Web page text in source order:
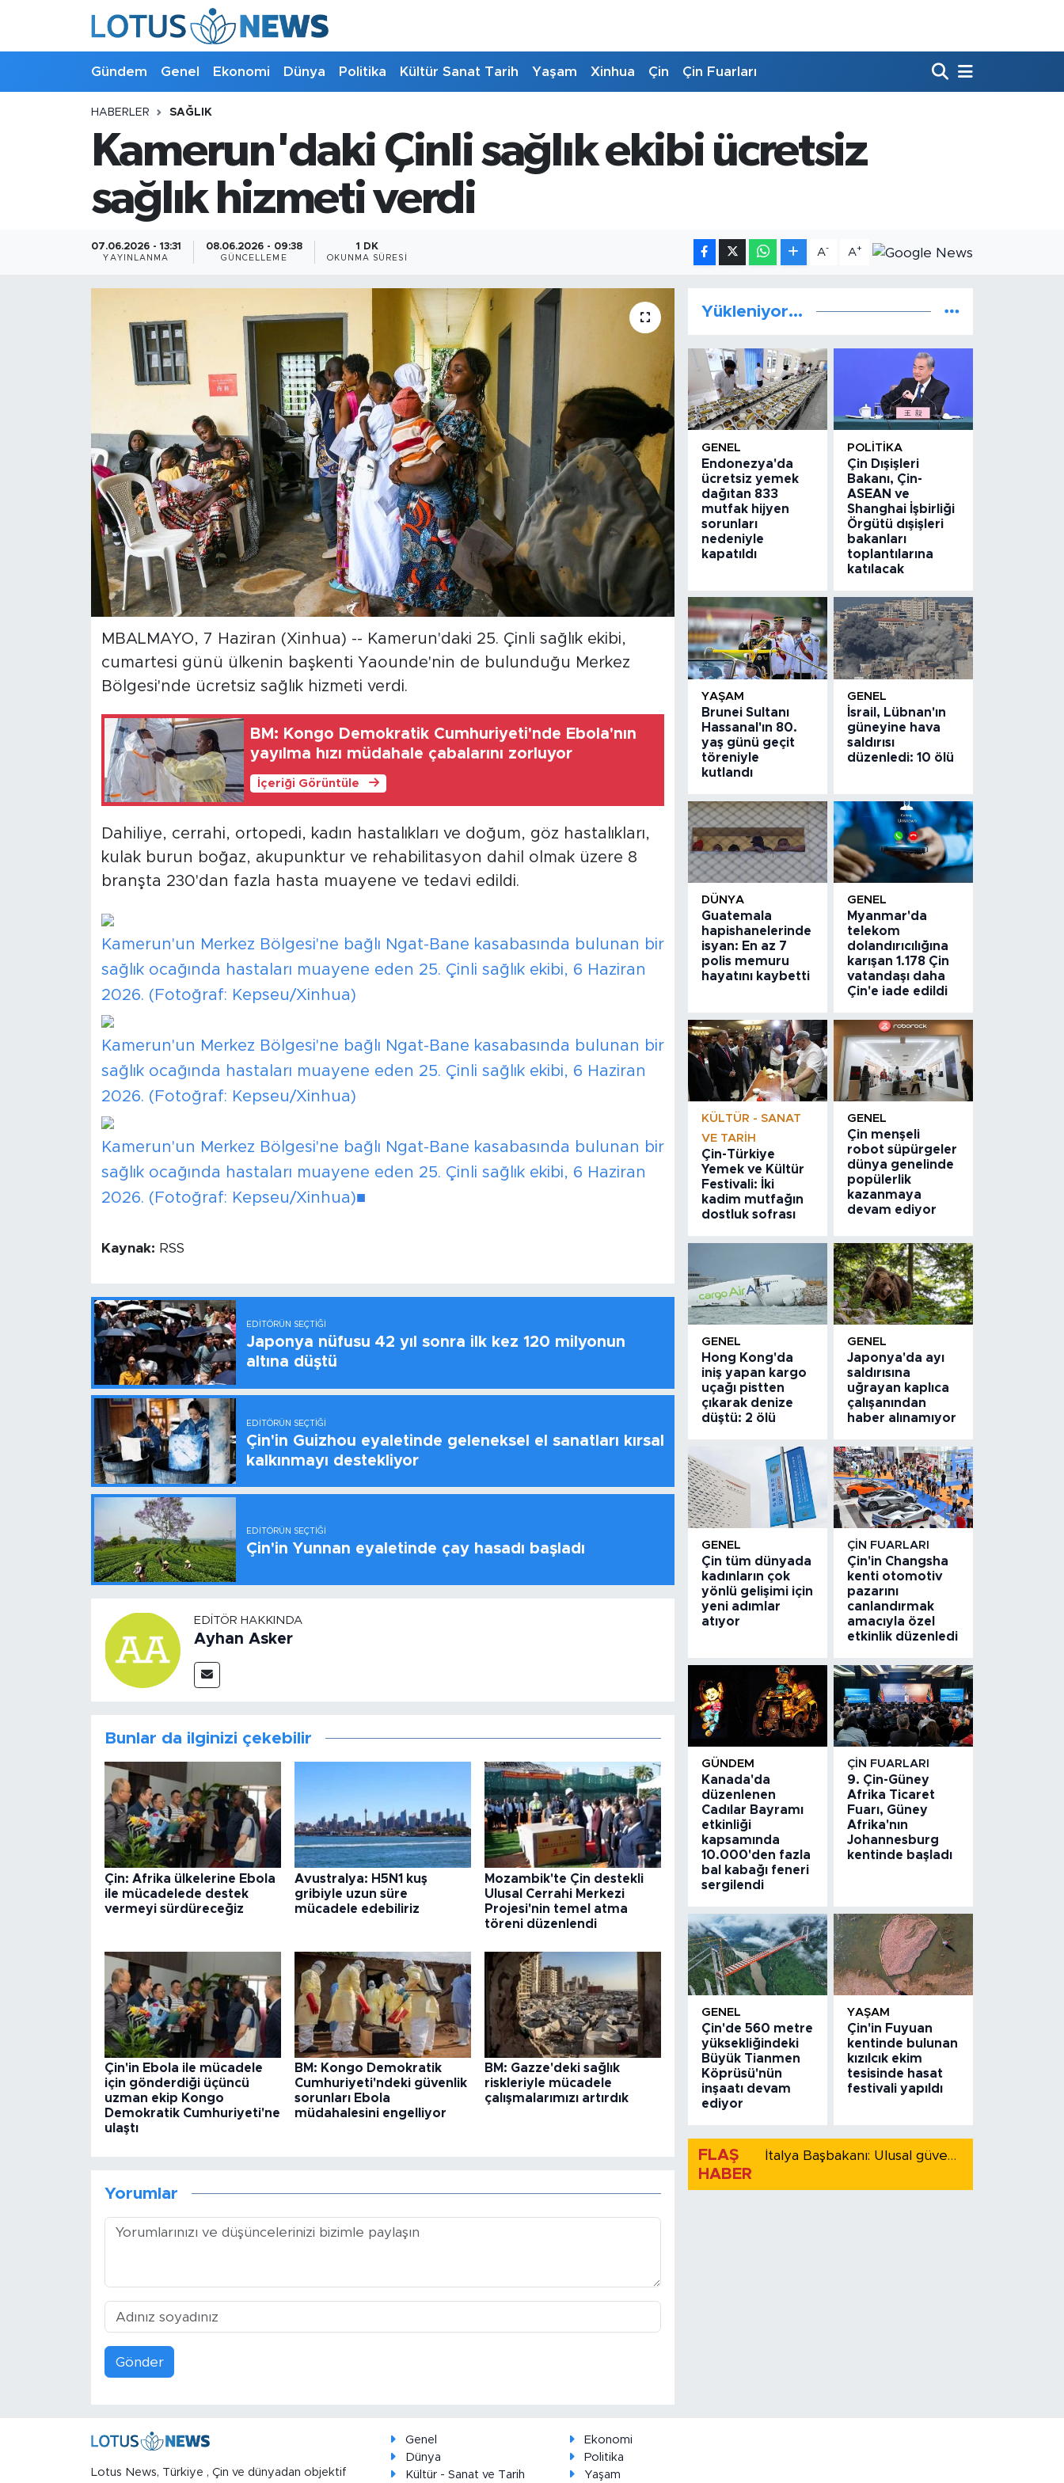
Gündem Genel Ekonomi Dünya Politika Kültür Sanat Tarih Yaşam Xinhua Çin Çin Fuarları
HABERLER SAĞLIK
Kamerun'daki Çinli sağlık ekibi ücretsiz
sağlık hizmeti verdi
07.06.2026 - 13:31
YAYINLANMA
08.06.2026 - 09:38
GÜNCELLEME
1 DK
OKUNMA SÜRESI
A- A+
MBALMAYO, 7 Haziran (Xinhua) -- Kamerun'daki 25. Çinli sağlık ekibi,
cumartesi günü ülkenin başkenti Yaounde'nin de bulunduğu Merkez
Bölgesi'nde ücretsiz sağlık hizmeti verdi.
BM: Kongo Demokratik Cumhuriyeti'nde Ebola'nın
yayılma hızı müdahale çabalarını zorluyor
İçeriği Görüntüle
Dahiliye, cerrahi, ortopedi, kadın hastalıkları ve doğum, göz hastalıkları,
kulak burun boğaz, akupunktur ve rehabilitasyon dahil olmak üzere 8
branşta 230'dan fazla hasta muayene ve tedavi edildi.
Kamerun'un Merkez Bölgesi'ne bağlı Ngat-Bane kasabasında bulunan bir
sağlık ocağında hastaları muayene eden 25. Çinli sağlık ekibi, 6 Haziran
2026. (Fotoğraf: Kepseu/Xinhua)
Kamerun'un Merkez Bölgesi'ne bağlı Ngat-Bane kasabasında bulunan bir
sağlık ocağında hastaları muayene eden 25. Çinli sağlık ekibi, 6 Haziran
2026. (Fotoğraf: Kepseu/Xinhua)
Kamerun'un Merkez Bölgesi'ne bağlı Ngat-Bane kasabasında bulunan bir
sağlık ocağında hastaları muayene eden 25. Çinli sağlık ekibi, 6 Haziran
2026. (Fotoğraf: Kepseu/Xinhua)■
Kaynak: RSS
EDITÖRÜN SEÇTIĞI
Japonya nüfusu 42 yıl sonra ilk kez 120 milyonun
altına düştü
EDITÖRÜN SEÇTIĞI
Çin'in Guizhou eyaletinde geleneksel el sanatları kırsal
kalkınmayı destekliyor
EDITÖRÜN SEÇTIĞI
Çin'in Yunnan eyaletinde çay hasadı başladı
EDITÖR HAKKINDA
Ayhan Asker
Bunlar da ilginizi çekebilir
Çin: Afrika ülkelerine Ebola
ile mücadelede destek
vermeyi sürdüreceğiz
Avustralya: H5N1 kuş
gribiyle uzun süre
mücadele edebiliriz
Mozambik'te Çin destekli
Ulusal Cerrahi Merkezi
Projesi'nin temel atma
töreni düzenlendi
Çin'in Ebola ile mücadele
için gönderdiği üçüncü
uzman ekip Kongo
Demokratik Cumhuriyeti'ne
ulaştı
BM: Kongo Demokratik
Cumhuriyeti'ndeki güvenlik
sorunları Ebola
müdahalesini engelliyor
BM: Gazze'deki sağlık
riskleriyle mücadele
çalışmalarımızı artırdık
Yorumlar
Gönder
Yükleniyor...
GENEL
Endonezya'da
ücretsiz yemek
dağıtan 833
mutfak hijyen
sorunları
nedeniyle
kapatıldı
POLITIKA
Çin Dışişleri
Bakanı, Çin-
ASEAN ve
Shanghai İşbirliği
Örgütü dışişleri
bakanları
toplantılarına
katılacak
YAŞAM
Brunei Sultanı
Hassanal'ın 80.
yaş günü geçit
töreniyle
kutlandı
GENEL
İsrail, Lübnan'ın
güneyine hava
saldırısı
düzenledi: 10 ölü
DÜNYA
Guatemala
hapishanelerinde
isyan: En az 7
polis memuru
hayatını kaybetti
GENEL
Myanmar'da
telekom
dolandırıcılığına
karışan 1.178 Çin
vatandaşı daha
Çin'e iade edildi
KÜLTÜR - SANAT
VE TARIH
Çin-Türkiye
Yemek ve Kültür
Festivali: İki
kadim mutfağın
dostluk sofrası
GENEL
Çin menşeli
robot süpürgeler
dünya genelinde
popülerlik
kazanmaya
devam ediyor
GENEL
Hong Kong'da
iniş yapan kargo
uçağı pistten
çıkarak denize
düştü: 2 ölü
GENEL
Japonya'da ayı
saldırısına
uğrayan kaplıca
çalışanından
haber alınamıyor
GENEL
Çin tüm dünyada
kadınların çok
yönlü gelişimi için
yeni adımlar
atıyor
ÇIN FUARLARI
Çin'in Changsha
kenti otomotiv
pazarını
canlandırmak
amacıyla özel
etkinlik düzenledi
GÜNDEM
Kanada'da
düzenlenen
Cadılar Bayramı
etkinliği
kapsamında
10.000'den fazla
bal kabağı feneri
sergilendi
ÇIN FUARLARI
9. Çin-Güney
Afrika Ticaret
Fuarı, Güney
Afrika'nın
Johannesburg
kentinde başladı
GENEL
Çin'de 560 metre
yüksekliğindeki
Büyük Tianmen
Köprüsü'nün
inşaatı devam
ediyor
YAŞAM
Çin'in Fuyuan
kentinde bulunan
kızılcık ekim
tesisinde hasat
festivali yapıldı
FLAŞ
HABER
İtalya Başbakanı: Ulusal güvenliği korumak için İspanya ile Schengen kapsamındaki serbest dolaşımı askıya alıyoruz
Lotus News, Türkiye , Çin ve dünyadan objektif
Genel
Ekonomi
Dünya
Politika
Kültür - Sanat ve Tarih
Yaşam
Kültür - Sanat ve Tarih
Foto Haber
Xinhua Türkiye